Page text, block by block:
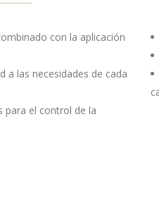
con la aplicación
a las necesidades de cada
para el control de la